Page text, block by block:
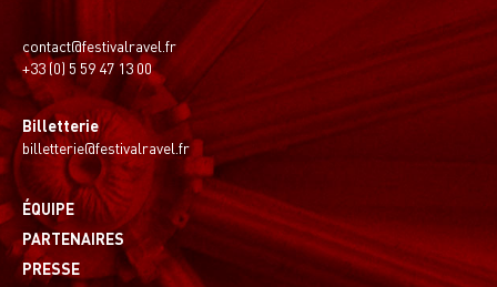
contact@festivalravel.fr
+33 (0) 5 59 47 13 00
Billetterie
billetterie@festivalravel.fr
ÉQUIPE
PARTENAIRES
PRESSE